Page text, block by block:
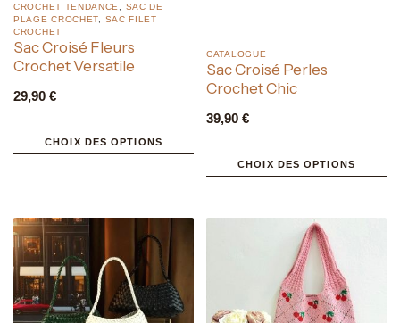
CROCHET TENDANCE
SAC DE
PLAGE CROCHET
SAC FILET
CROCHET
Sac Croisé Fleurs
Crochet Versatile
29,90 €
CHOIX DES OPTIONS
CATALOGUE
Sac Croisé Perles
Crochet Chic
39,90 €
CHOIX DES OPTIONS